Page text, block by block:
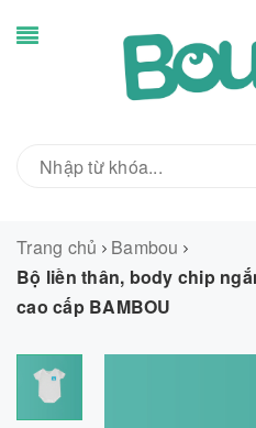
Trang chủ
Bambou
Bộ liền thân, body chip
cao cấp BAMBOU